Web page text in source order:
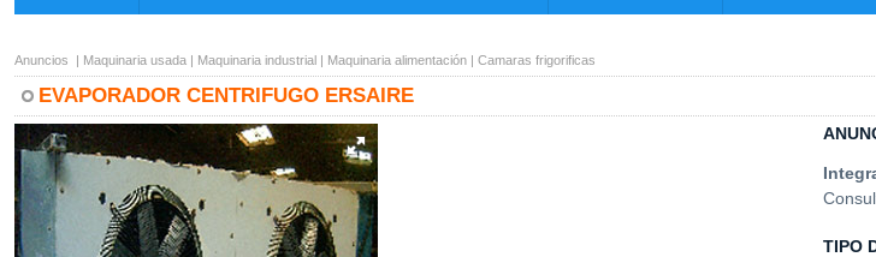
Anuncios | Maquinaria usada | Maquinaria industrial | Maquinaria alimentación | Camaras frigorificas
EVAPORADOR CENTRIFUGO ERSAIRE
TIPO